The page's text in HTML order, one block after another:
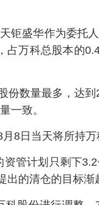
钜盛华作为委托
占万科总股本的
份数量最多，达
一致。
8日当天将所持万
管计划只剩下
的清仓的目标渐